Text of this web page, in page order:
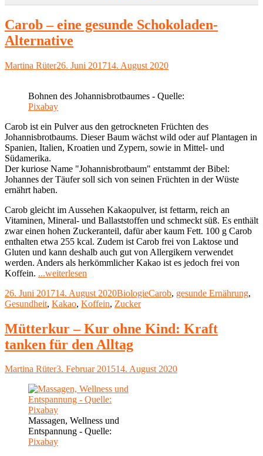
Carob – eine gesunde Schokoladen-
Alternative
Autor
Martina RüterVeröffentlicht
26. Juni 201714. August 2020
Bohnen des Johannisbrotbaumes - Quelle:
Pixabay
Carob ist ein Pulver aus den getrockneten Früchten des
Johannisbrotbaums. Dieser Baum wächst wild oder auf Plantagen in
Spanien, Italien, Kroatien und Zypern, sowie in Mittel- und
Südamerika.
Der kuriose Name "Johannisbrotbaum" entstammt der Bibel:
Johannes der Täufer soll sich von seinen Früchten in der Wüste
ernährt haben.
Carob gleicht im Aussehen Kakaopulver, ist fettarm, reich an
Vitaminen, Mineral- und Ballaststoffen und schmeckt süß. Es enthält
zwar einen hohen Zuckeranteil, dafür aber kaum Fett. 100 g Carob
enthalten etwa 255 kcal. Zudem ist Carob frei von Laktose und
Gluten und kann deshalb auch gut von Allergikern verwendet
werden. Anders als herkömmlicher Kakao ist es jedoch frei von
Koffein. ...weiterlesen
eine
gesunde
Alternative"
Veröffentlicht
am
26. Juni 201714. August 2020Kategorien
BiologieSchlagwörter
Carob, gesunde Ernährung,
Gesundheit, Kakao, Koffein, Zucker
Mütterkur – Kur ohne Kind: Kraft
tanken für den Alltag
Autor
Martina RüterVeröffentlicht
3. Februar 201514. August 2020
Massagen, Wellness und
Entspannung - Quelle:
Pixabay